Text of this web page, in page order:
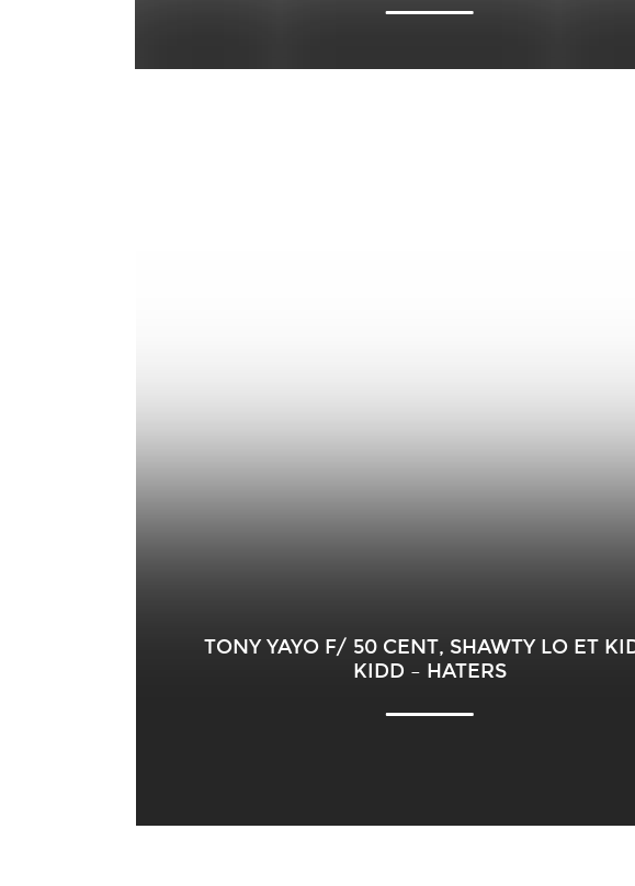
TONY YAYO F/ 50 CENT, SHAWTY LO ET
KIDD – HATERS